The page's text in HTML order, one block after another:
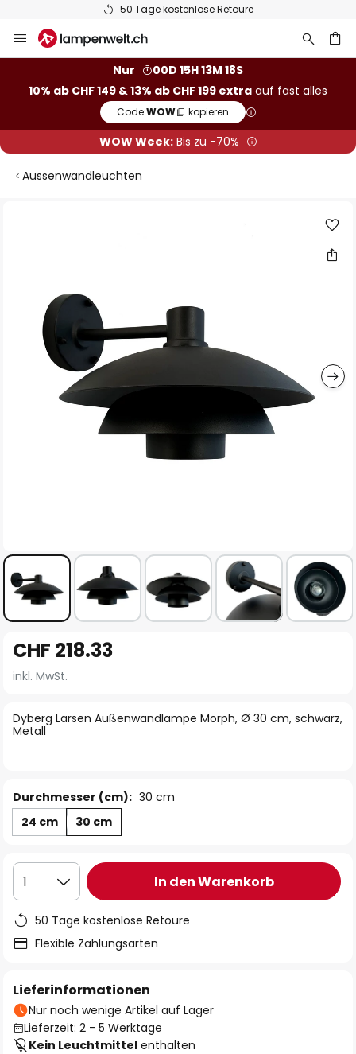
50 Tage kostenlose Retoure
Inhalt
Nur
00D 15H 13M 18S
10% ab CHF 149 & 13% ab CHF 199 extra auf fast alles
Code:WOW kopieren
WOW Week:Bis zu -70%
Aussenwandleuchten
Anfang
der
springen
Dyberg Larsen Außenwandlampe Morph, Ø 30 cm, schwarz,
Metall
CHF 218.33
inkl. MwSt.
Durchmesser (cm): 30 cm
24 cm
30 cm
1 In den Warenkorb
50 Tage kostenlose Retoure
Flexible Zahlungsarten
Lieferinformationen
Nur noch wenige Artikel auf Lager
Lieferzeit: 2 - 5 Werktage
Kein Leuchtmittel enthalten